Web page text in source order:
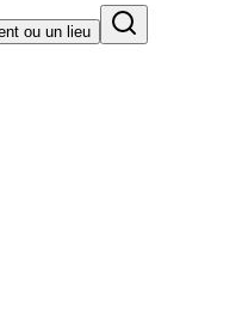
ou un lieu